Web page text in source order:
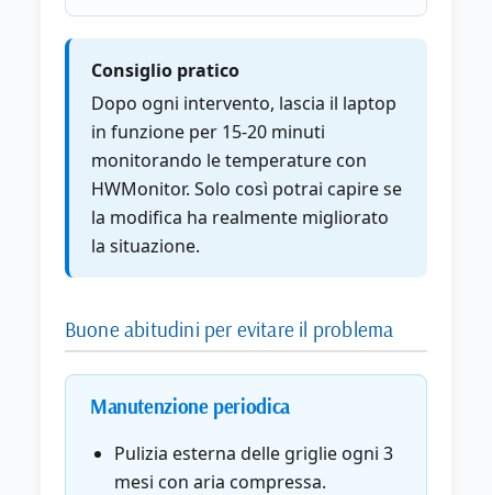
Consiglio pratico
Dopo ogni intervento, lascia il laptop
in funzione per 15-20 minuti
monitorando le temperature con
HWMonitor. Solo così potrai capire se
la modifica ha realmente migliorato
la situazione.
Buone abitudini per evitare il problema
Manutenzione periodica
Pulizia esterna delle griglie ogni 3
mesi con aria compressa.